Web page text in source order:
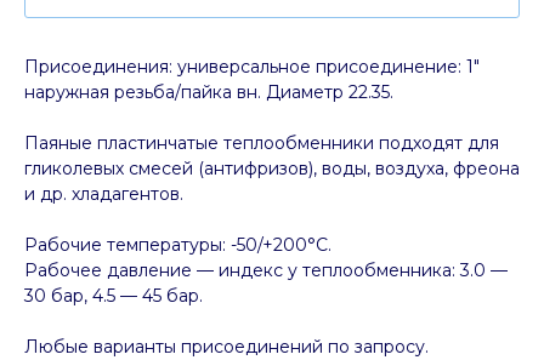
Присоединения: универсальное присоединение: 1"
наружная резьба/пайка вн. Диаметр 22.35.
Паяные пластинчатые теплообменники подходят для
гликолевых смесей (антифризов), воды, воздуха, фреона
и др. хладагентов.
Рабочие температуры: -50/+200°C.
Рабочее давление — индекс у теплообменника: 3.0 —
30 бар, 4.5 — 45 бар.
Любые варианты присоединений по запросу.